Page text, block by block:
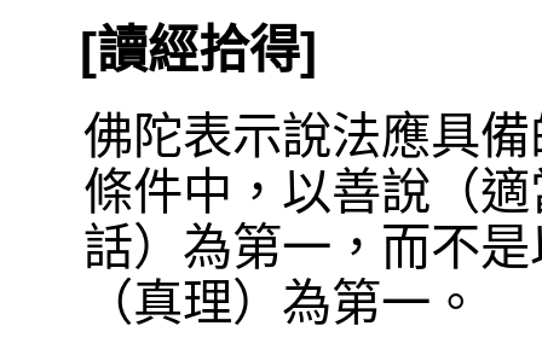
[讀經拾得]
佛陀表示說法應具
條件中，以善說（
話）為第一，而不
（真理）為第一。